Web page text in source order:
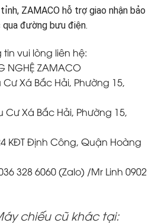
ZAMACO hỗ trợ giao nhận bảo
qua đường bưu điện.
vui lòng liên hệ:
NGHỆ ZAMACO
Cư Xá Bắc Hải, Phường 15,
Cư Xá Bắc Hải, Phường 15,
KĐT Định Công, Quận Hoàng
328 6060 (Zalo) /Mr Linh 0902
chiếu cũ khác tại: